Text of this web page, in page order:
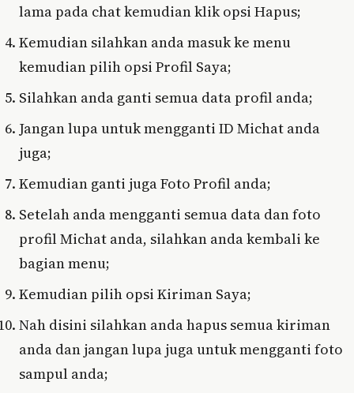
lama pada chat kemudian klik opsi Hapus;
Kemudian silahkan anda masuk ke menu
kemudian pilih opsi Profil Saya;
Silahkan anda ganti semua data profil anda;
Jangan lupa untuk mengganti ID Michat anda
juga;
Kemudian ganti juga Foto Profil anda;
Setelah anda mengganti semua data dan foto
profil Michat anda, silahkan anda kembali ke
bagian menu;
Kemudian pilih opsi Kiriman Saya;
Nah disini silahkan anda hapus semua kiriman
anda dan jangan lupa juga untuk mengganti foto
sampul anda;